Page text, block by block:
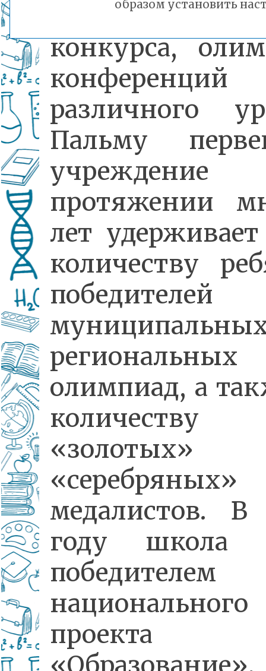
американского
конкурса,
конференций
различного
Пальму
протяжении
лет
количеству
победителей
региональных
олимпиад, а
количеству
«серебряных»
медалистов. В
году школа
победителем
национального
проекта
образом установить